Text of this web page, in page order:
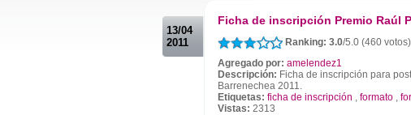
13/04
2011
Ficha de inscripción Premio Raúl
Ranking: 3.0/5.0 (460 votos)
Agregado por: amelendez1
Descripción: Ficha de inscripción para
Barrenechea 2011.
Etiquetas: ficha de inscripción , formato ,
Vistas: 2313